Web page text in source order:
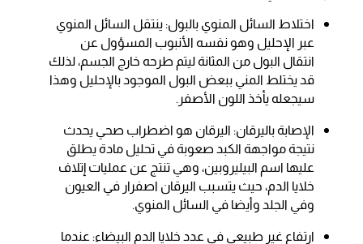
اختلاط السائل المنوي بالبول: ينتقل السائل المنوي
عبر الإحليل وهو نفسه الأنبوب المسؤول عن
انتقال البول من المثانة ليتم طرحه خارج الجسم، لذلك
قد يختلط المني ببعض البول الموجود بالإحليل وهذا
سيجعله يأخذ اللون الأصفر.
الإصابة باليرقان: اليرقان هو اضطراب صحي يحدث
نتيجة مواجهة الكبد صعوبة في تحليل مادة يطلق
عليها اسم البيليروبين، وهي تنتج عن عمليات إتلاف
خلايا الدم، حيث يتسبب اليرقان اصفرار في العيون
وفي الجلد وأيضا في السائل المنوي.
ارتفاع غير طبيعي في عدد خلايا الدم البيضاء: عندما